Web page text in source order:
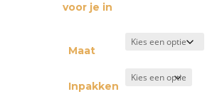
voor je in
Maat
Inpakken